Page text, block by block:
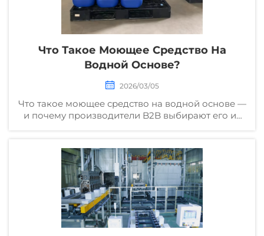
Что Такое Моющее Средство На
Водной Основе?
2026/03/05
Что такое моющее средство на водной основе —
и почему производители B2B выбирают его из
Узнайте о преимуществах, областях применения
и технических характеристиках. Скачайте
технический паспорт.